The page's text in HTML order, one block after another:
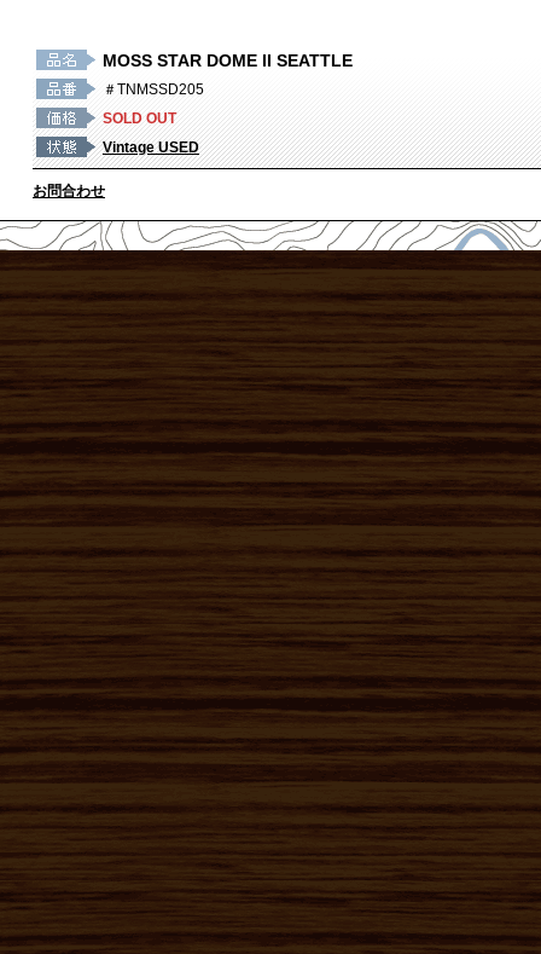
MOSS STAR DOME II SEATTLE
＃TNMSSD205
SOLD OUT
Vintage USED
お問合わせ